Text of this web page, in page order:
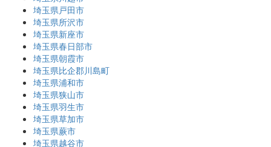
埼玉県戸田市
埼玉県所沢市
埼玉県新座市
埼玉県春日部市
埼玉県朝霞市
埼玉県比企郡川島町
埼玉県浦和市
埼玉県狭山市
埼玉県羽生市
埼玉県草加市
埼玉県蕨市
埼玉県越谷市